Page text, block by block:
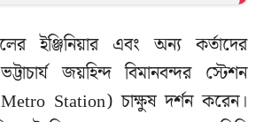
ইঞ্জিনিয়ার এবং অন্য কর্তাদের
জয়হিন্দ বিমানবন্দর স্টেশন
Station) চাক্ষুষ দর্শন করেন।